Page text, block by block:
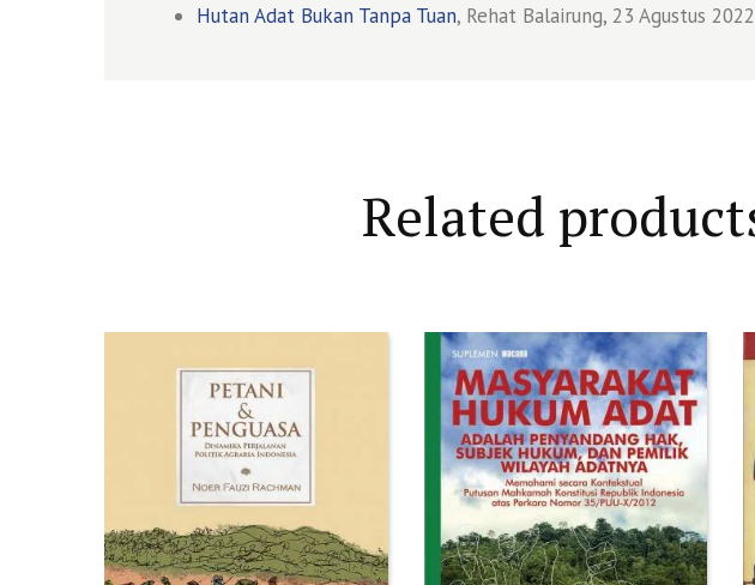
Hutan Adat Bukan Tanpa Tuan, Rehat Balairung, 23 Agustus 2022
Related